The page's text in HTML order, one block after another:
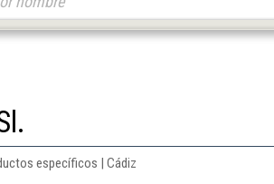
específicos | Cádiz